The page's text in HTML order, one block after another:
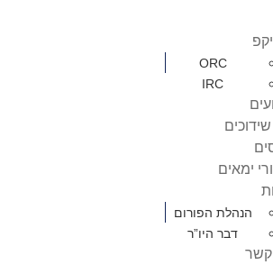
ORC
IRC
ימאים
הנהלת הפורום
דבר היו”ר
קשר